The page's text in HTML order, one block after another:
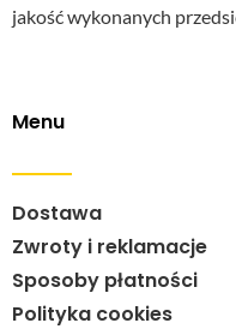
jakość wykonanych
Menu
Dostawa
Zwroty i reklamacje
Sposoby płatności
Polityka cookies